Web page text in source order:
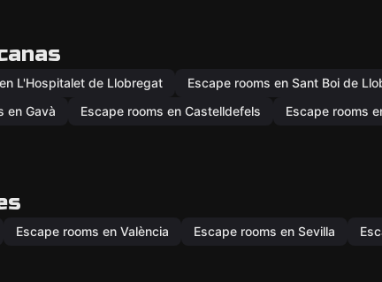
L'Hospitalet de Llobregat Escape rooms en Sant Boi de
en Gavà Escape rooms en Castelldefels Escape rooms
Escape rooms en València Escape rooms en Sevilla